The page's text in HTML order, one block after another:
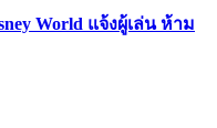
World แจ้งผู้เล่น ห้าม